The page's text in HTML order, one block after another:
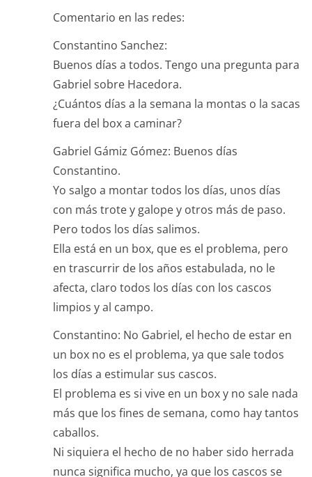
Comentario en las redes:
Constantino Sanchez:
Buenos días a todos. Tengo una pregunta para
Gabriel sobre Hacedora.
¿Cuántos días a la semana la montas o la sacas
fuera del box a caminar?
Gabriel Gámiz Gómez: Buenos días
Constantino.
Yo salgo a montar todos los días, unos días
con más trote y galope y otros más de paso.
Pero todos los días salimos.
Ella está en un box, que es el problema, pero
en trascurrir de los años estabulada, no le
afecta, claro todos los días con los cascos
limpios y al campo.
Constantino: No Gabriel, el hecho de estar en
un box no es el problema, ya que sale todos
los días a estimular sus cascos.
El problema es si vive en un box y no sale nada
más que los fines de semana, como hay tantos
caballos.
Ni siquiera el hecho de no haber sido herrada
nunca significa mucho, ya que los cascos se